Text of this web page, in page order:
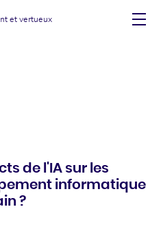
et vertueux
de l'IA sur les
informatique
?